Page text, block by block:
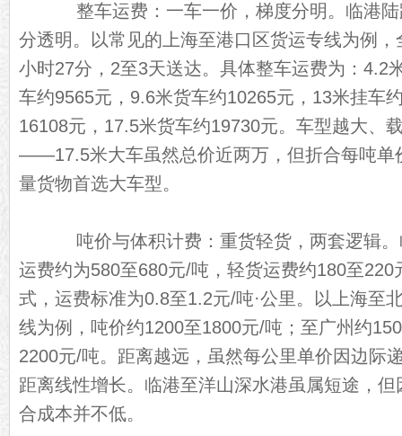
整车运费：一车一价，梯度分明。临港陆
分透明。以常见的上海至港口区货运专线为例
小时27分，2至3天送达。具体整车运费为：4.2
车约9565元，9.6米货车约10265元，13米挂车
16108元，17.5米货车约19730元。车型越大、
——17.5米大车虽然总价近两万，但折合每吨单
量货物首选大车型。
吨价与体积计费：重货轻货，两套逻辑。
运费约为580至680元/吨，轻货运费约180至
式，运费标准为0.8至1.2元/吨·公里。以上海至
线为例，吨价约1200至1800元/吨；至广州约
2200元/吨。距离越远，虽然每公里单价因边际
距离线性增长。临港至洋山深水港虽属短途，
合成本并不低。